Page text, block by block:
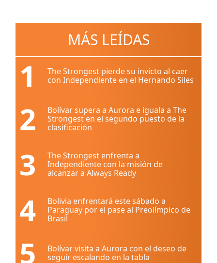
MÁS LEÍDAS
1
The Strongest pierde su invicto al caer
con Independiente en el Hernando Siles
2
Bolívar supera a Aurora e iguala a The
Strongest en el segundo puesto de la
clasificación
3
The Strongest enfrenta a
Independiente con la misión de
alcanzar a Always Ready
4
Bolivia enfrentará este sábado a
Paraguay por el pase al Preolímpico de
Brasil
5
Bolívar visita a Aurora con el deseo de
seguir escalando en la tabla